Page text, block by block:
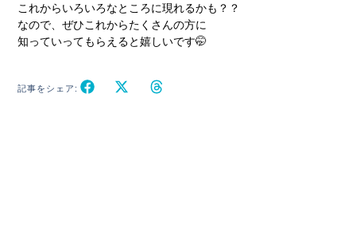
これからいろいろなところに現れるかも？？
なので、ぜひこれからたくさんの方に
知っていってもらえると嬉しいです🤭
記事をシェア: